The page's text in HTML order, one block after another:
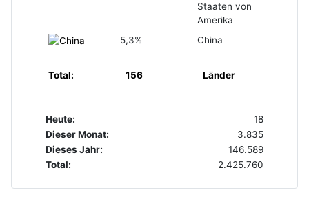
Staaten von
Amerika
5,3%
China
Total: 156 Länder
Heute:
18
Dieser Monat:
3.835
Dieses Jahr:
146.589
Total:
2.425.760